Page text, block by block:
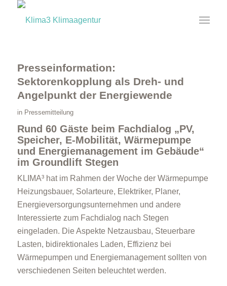
Presseinformation:
Sektorenkopplung als Dreh- und
Angelpunkt der Energiewende
in Pressemitteilung
Rund 60 Gäste beim Fachdialog „PV,
Speicher, E-Mobilität, Wärmepumpe
und Energiemanagement im Gebäude“
im Groundlift Stegen
KLIMA³ hat im Rahmen der Woche der Wärmepumpe
Heizungsbauer, Solarteure, Elektriker, Planer,
Energieversorgungsunternehmen und andere
Interessierte zum Fachdialog nach Stegen
eingeladen. Die Aspekte Netzausbau, Steuerbare
Lasten, bidirektionales Laden, Effizienz bei
Wärmepumpen und Energiemanagement sollten von
verschiedenen Seiten beleuchtet werden.